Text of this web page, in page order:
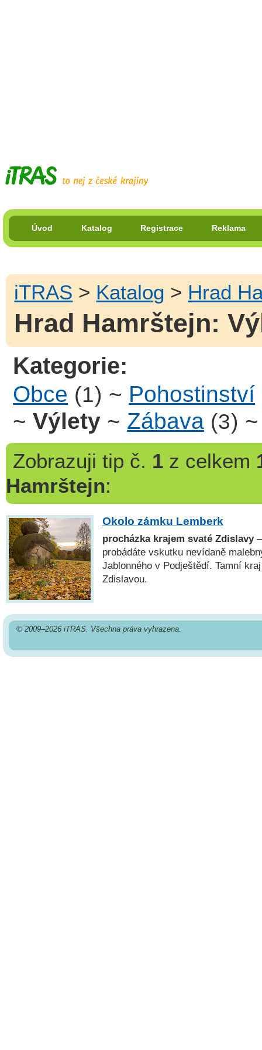
Úvod Katalog Registrace Reklama
iTRAS > Katalog > Hrad
Hrad Hamrštejn:
Kategorie:
Obce (1) ~ Pohostinství
~ Výlety ~ Zábava (3)
Zobrazuji tip č. 1z celkem
Hamrštejn:
Okolo zámku Lemberk
procházka krajem svaté Zdislavy—
probádáte vskutku nevídaně
Jablonného v Podještědí. Tamní
Zdislavou.
© 2009–2026 iTRAS. Všechna práva vyhrazena.